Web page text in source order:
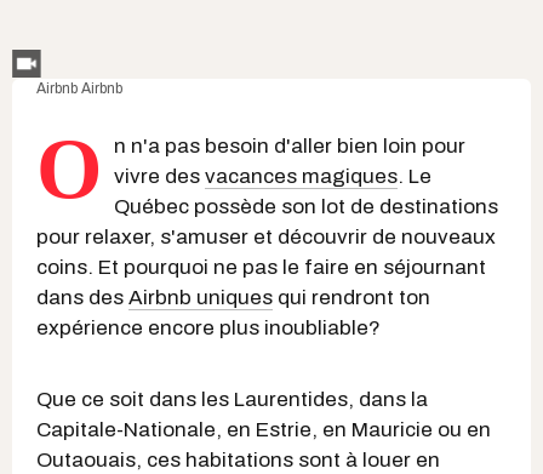
Airbnb Airbnb
O
n n'a pas besoin d'aller bien loin pour
vivre des vacances magiques. Le
Québec possède son lot de destinations
pour relaxer, s'amuser et découvrir de nouveaux
coins. Et pourquoi ne pas le faire en séjournant
dans des Airbnb uniques qui rendront ton
expérience encore plus inoubliable?
Que ce soit dans les Laurentides, dans la
Capitale-Nationale, en Estrie, en Mauricie ou en
Outaouais, ces habitations sont à louer en